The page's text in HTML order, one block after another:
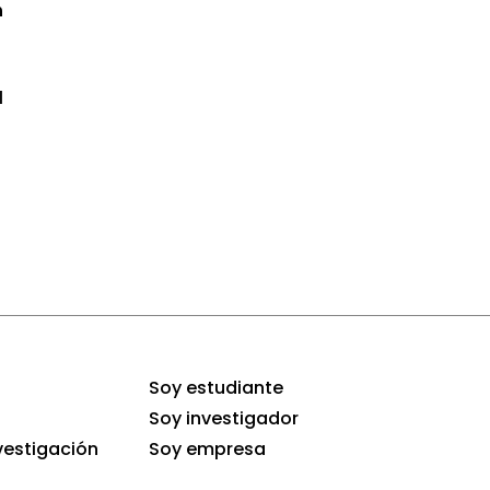
Soy estudiante
Soy investigador
Soy empresa